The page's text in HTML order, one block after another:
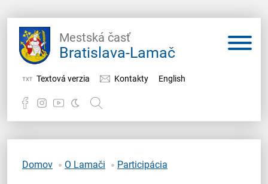
Mestská časť
Bratislava-Lamač
Textová verzia Kontakty English
Samospráva
Domov O Lamači Participácia